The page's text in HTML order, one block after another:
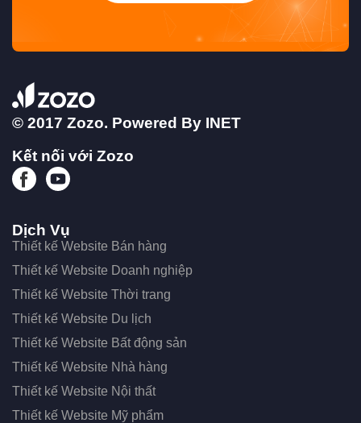
© 2017 Zozo. Powered By INET
Kết nối với Zozo
Dịch Vụ
Thiết kế Website Bán hàng
Thiết kế Website Doanh nghiệp
Thiết kế Website Thời trang
Thiết kế Website Du lịch
Thiết kế Website Bất động sản
Thiết kế Website Nhà hàng
Thiết kế Website Nội thất
Thiết kế Website Mỹ phẩm